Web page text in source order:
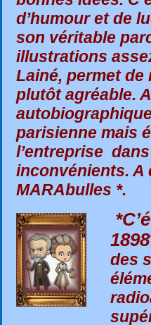
d’humour et de
son véritable
illustrations
Lainé, permet de
plutôt agréable.
parisienne mais
l’entreprise
inconvénients. A
MARAbulles *.
des